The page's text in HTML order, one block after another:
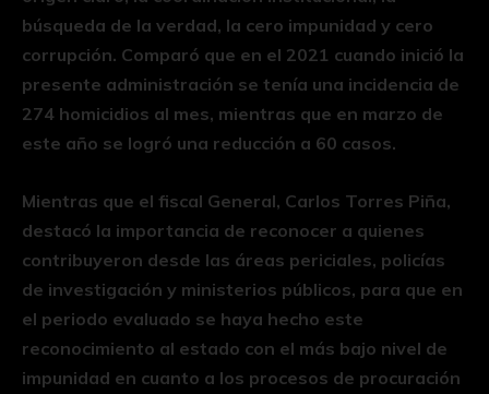
búsqueda de la verdad, la cero impunidad y cero
corrupción. Comparó que en el 2021 cuando inició la
presente administración se tenía una incidencia de
274 homicidios al mes, mientras que en marzo de
este año se logró una reducción a 60 casos.
Mientras que el fiscal General, Carlos Torres Piña,
destacó la importancia de reconocer a quienes
contribuyeron desde las áreas periciales, policías
de investigación y ministerios públicos, para que en
el periodo evaluado se haya hecho este
reconocimiento al estado con el más bajo nivel de
impunidad en cuanto a los procesos de procuración